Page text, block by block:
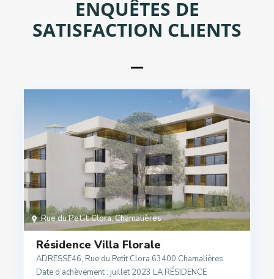
ENQUÊTES DE
SATISFACTION CLIENTS
Rue du Petit Clora,Chamalières
Résidence Villa Florale
ADRESSE46, Rue du Petit Clora 63400 Chamalières
Date d’achèvement : juillet 2023 LA RÉSIDENCE